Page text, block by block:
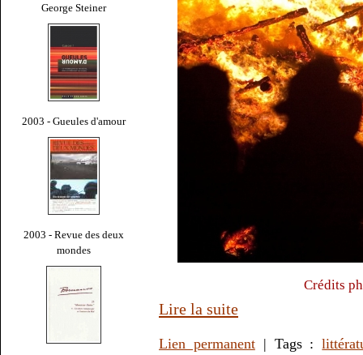
George Steiner
2003 - Gueules d'amour
2003 - Revue des deux
mondes
Crédits
Lire la suite
Lien permanent| Tags :